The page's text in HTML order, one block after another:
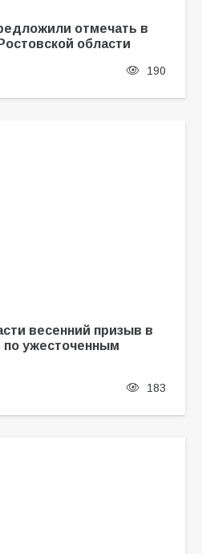
отмечать в
области
190
весенний призыв в
по ужесточенным
183